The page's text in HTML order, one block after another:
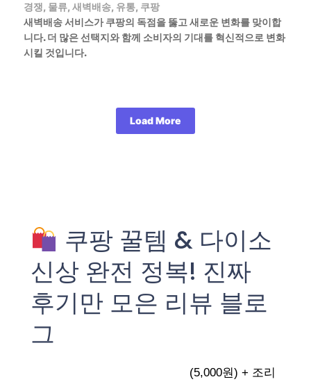
경쟁, 물류, 새벽배송, 유통, 쿠팡
새벽배송 서비스가 쿠팡의 독점을 뚫고 새로운 변화를 맞이합
니다. 더 많은 선택지와 함께 소비자의 기대를 혁신적으로 변화
시킬 것입니다.
Load More
쿠팡 꿀템 & 다이소
신상 완전 정복! 진짜
후기만 모은 리뷰 블로
그
(5,000원) + 조리